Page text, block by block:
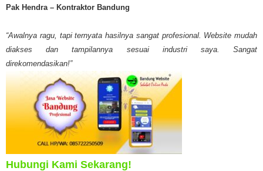
Pak Hendra – Kontraktor Bandung
“Awalnya ragu, tapi ternyata hasilnya sangat profesional. Website mudah
diakses dan tampilannya sesuai industri saya. Sangat
direkomendasikan!”
Hubungi Kami Sekarang!